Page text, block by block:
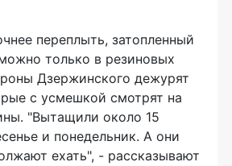
переплыть, затопленный
только в резиновых
Дзержинского дежурят
с усмешкой смотрят на
"Вытащили около 15
и понедельник. А они
ехать", - рассказывают